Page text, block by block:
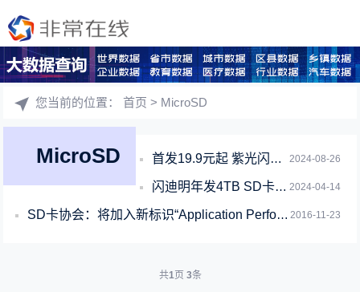
您当前的位置：首页 > MicroSD
MicroSD 2024-08-26
首发19.9元起 紫光闪存UNIS UF 100 MicroSD存储卡上市：最高
2024-04-14
闪迪明年发4TB SD卡：最高可以做到128TB！
2016-11-23
SD卡协会：将加入新标识“Application Performance Cla
共1页 3条